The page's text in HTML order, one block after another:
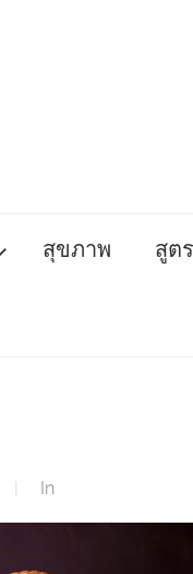
สุขภาพ สูต
In